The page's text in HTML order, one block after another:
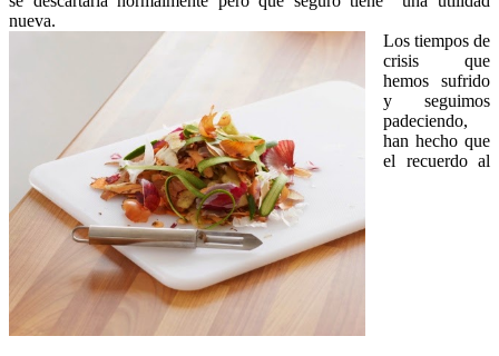
nueva.
Los tiempos de
crisis que
hemos sufrido
y seguimos
padeciendo,
han hecho que
el recuerdo al